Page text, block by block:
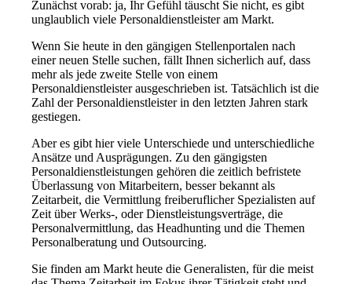
Zunächst vorab: ja, Ihr Gefühl täuscht Sie nicht, es gibt
unglaublich viele Personaldienstleister am Markt.
Wenn Sie heute in den gängigen Stellenportalen nach
einer neuen Stelle suchen, fällt Ihnen sicherlich auf, dass
mehr als jede zweite Stelle von einem
Personaldienstleister ausgeschrieben ist. Tatsächlich ist die
Zahl der Personaldienstleister in den letzten Jahren stark
gestiegen.
Aber es gibt hier viele Unterschiede und unterschiedliche
Ansätze und Ausprägungen. Zu den gängigsten
Personaldienstleistungen gehören die zeitlich befristete
Überlassung von Mitarbeitern, besser bekannt als
Zeitarbeit, die Vermittlung freiberuflicher Spezialisten auf
Zeit über Werks-, oder Dienstleistungsverträge, die
Personalvermittlung, das Headhunting und die Themen
Personalberatung und Outsourcing.
Sie finden am Markt heute die Generalisten, für die meist